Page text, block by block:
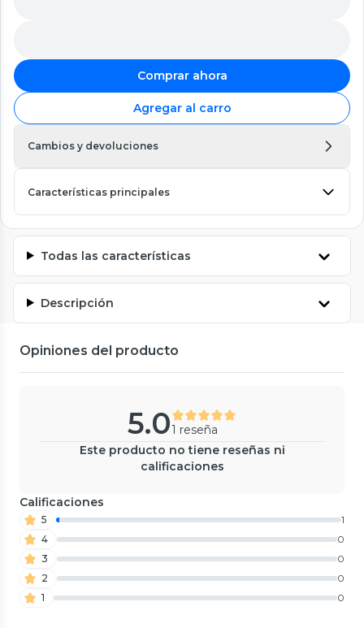
Comprar ahora
Agregar al carro
Cambios y devoluciones
Características principales
Todas las características
Descripción
Opiniones del producto
5.01 reseña
Este producto no tiene reseñas ni
calificaciones
Calificaciones
5
1
4
0
3
0
2
0
1
0